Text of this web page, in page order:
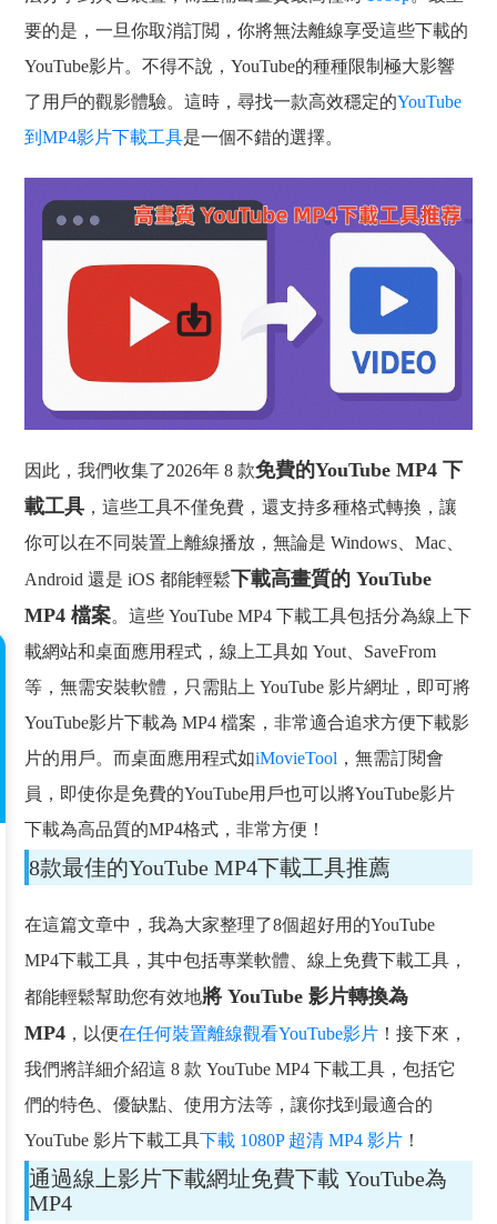
要的是，一旦你取消訂閲，你將無法離線享受這些下載的
YouTube影片。不得不說，YouTube的種種限制極大影響
了用戶的觀影體驗。這時，尋找一款高效穩定的YouTube
到MP4影片下載工具是一個不錯的選擇。
因此，我們收集了2026年 8 款免費的YouTube MP4 下
載工具 ，這些工具不僅免費，還支持多種格式轉換，讓
你可以在不同裝置上離線播放，無論是 Windows、Mac、
Android 還是 iOS 都能輕鬆下載高畫質的 YouTube
MP4 檔案。這些 YouTube MP4 下載工具包括分為線上下
載網站和桌面應用程式，線上工具如 Yout、SaveFrom
等，無需安裝軟體，只需貼上 YouTube 影片網址，即可將
YouTube影片下載為 MP4 檔案，非常適合追求方便下載影
片的用戶。而桌面應用程式如iMovieTool ，無需訂閱會
員，即使你是免費的YouTube用戶也可以將YouTube影片
下載為高品質的MP4格式，非常方便！
8款最佳的YouTube MP4下載工具推薦
在這篇文章中，我為大家整理了8個超好用的YouTube
MP4下載工具，其中包括專業軟體、線上免費下載工具，
都能輕鬆幫助您有效地將 YouTube 影片轉換為
MP4 ，以便在任何裝置離線觀看YouTube影片 ！接下來，
我們將詳細介紹這 8 款 YouTube MP4 下載工具，包括它
們的特色、優缺點、使用方法等，讓你找到最適合的
YouTube 影片下載工具下載 1080P 超清 MP4 影片 ！
通過線上影片下載網址免費下載 YouTube為
MP4